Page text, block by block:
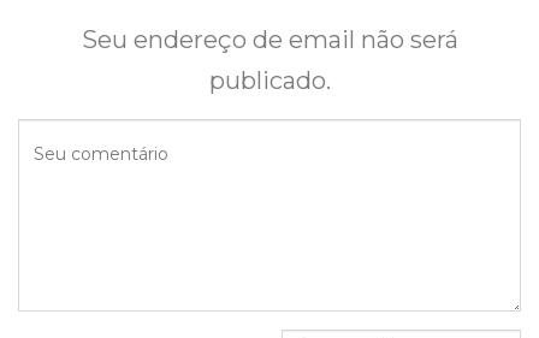
Seu endereço de email não será
publicado.